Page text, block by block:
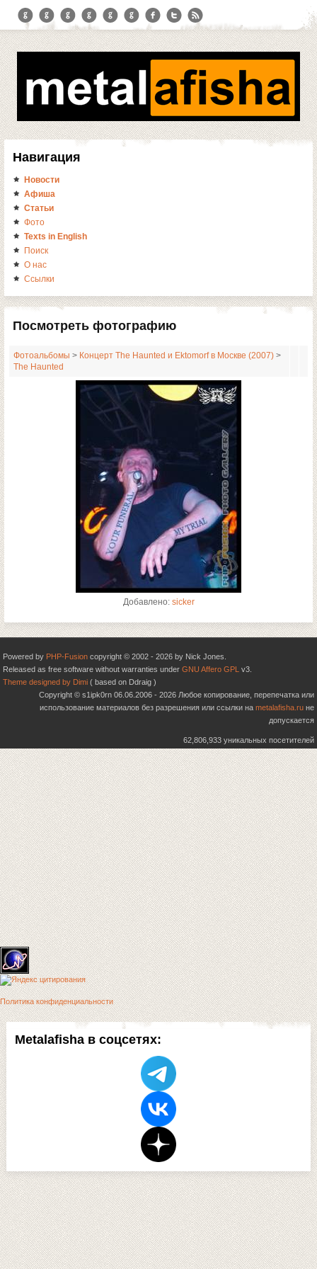
Metalafisha в соцсетях:
Навигация
Новости
Афиша
Статьи
Фото
Texts in English
Поиск
О нас
Ссылки
Посмотреть фотографию
Фотоальбомы > Концерт The Haunted и Ektomorf в Москве (2007) >
The Haunted
Добавлено: sicker
Powered by PHP-Fusion copyright © 2002 - 2026 by Nick Jones.
Released as free software without warranties under GNU Affero GPL v3.
Theme designed by Dimi ( based on Ddraig )
Copyright © s1ipk0rn 06.06.2006 - 2026 Любое копирование, перепечатка или
использование материалов без разрешения или ссылки на metalafisha.ru не
допускается
62,806,933 уникальных посетителей
Политика конфиденциальности